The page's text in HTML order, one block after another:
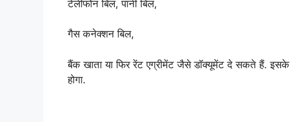
टेलीफोन बिल, पानी बिल,
गैस कनेक्शन बिल,
बैंक खाता या फिर रेंट एग्रीमेंट जैसे डॉक्यूमेंट दे सकते हैं.
होगा.